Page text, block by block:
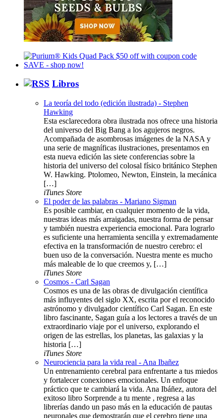
Libros
La teoría del todo (edición ilustrada) - Stephen
Hawking
Esta esclarecedora obra ilustrada nos ofrece una historia
del universo del Big Bang a los agujeros negros.
Acompañada de asombrosas imágenes de la NASA y
una serie de magníficas ilustraciones, presentamos en
esta nueva edición las siete conferencias sobre la
historia del universo del colosal físico británico Stephen
W. Hawking. Ptolomeo, Newton, Einstein, la mecánica
[…]
iTunes Store
El poder de las palabras - Mariano Sigman
Es posible cambiar, en cualquier momento de la vida,
nuestras ideas más arraigadas, nuestra forma de pensar
y también nuestra experiencia emocional. Para lograrlo
es suficiente una herramienta sencilla y extremadamente
efectiva en la transformación de nuestro cerebro: el
buen uso de la conversación. Nuestra mente es mucho
más maleable de lo que creemos y, […]
iTunes Store
Cosmos - Carl Sagan
Cosmos es una de las obras de divulgación científica
más influyentes del siglo XX, escrita por el reconocido
astrónomo y divulgador científico Carl Sagan. En este
libro fascinante, Sagan guía a los lectores a través de un
extraordinario viaje por el universo, explorando el
origen de las estrellas, los planetas, las galaxias y la
historia […]
iTunes Store
Neurociencia para la vida real - Ana Ibañez
Un entrenamiento cerebral para enfrentarte a tus miedos
y fortalecer conexiones emocionales. Un enfoque
práctico que te cambiará la vida. Ana Ibáñez, autora del
exitoso libro Sorprende a tu mente , regresa a las
librerías dando un paso más en la educación de pautas
neuronales que demostrarán que el cerebro tiene una